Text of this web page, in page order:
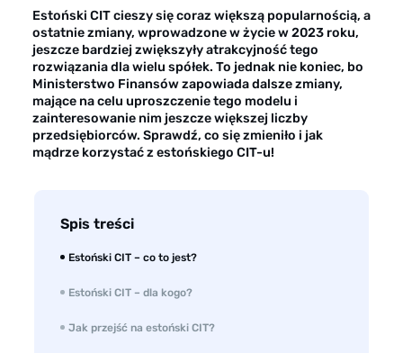
Dla mediów
Kontakt
Estoński CIT cieszy się coraz większą popularnością, a
ostatnie zmiany, wprowadzone w życie w 2023 roku,
jeszcze bardziej zwiększyły atrakcyjność tego
rozwiązania dla wielu spółek. To jednak nie koniec, bo
Ministerstwo Finansów zapowiada dalsze zmiany,
mające na celu uproszczenie tego modelu i
zainteresowanie nim jeszcze większej liczby
przedsiębiorców. Sprawdź, co się zmieniło i jak
mądrze korzystać z estońskiego CIT-u!
Spis treści
Estoński CIT – co to jest?
Estoński CIT – dla kogo?
Jak przejść na estoński CIT?